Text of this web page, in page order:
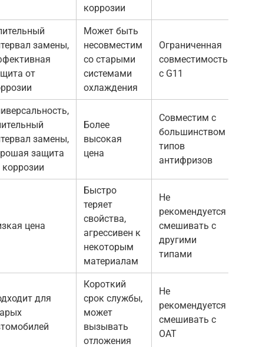
коррозии
замены,
от
Может быть
несовместим
со старыми
системами
охлаждения
Ограниченная
совместимость
с G11
замены,
защита
коррозии
Более
высокая
цена
Совместим с
большинством
типов
антифризов
цена
Быстро
теряет
свойства,
агрессивен к
некоторым
материалам
Не
рекомендуется
смешивать с
другими
типами
для
Короткий
срок службы,
может
вызывать
отложения
Не
рекомендуется
смешивать с
OAT